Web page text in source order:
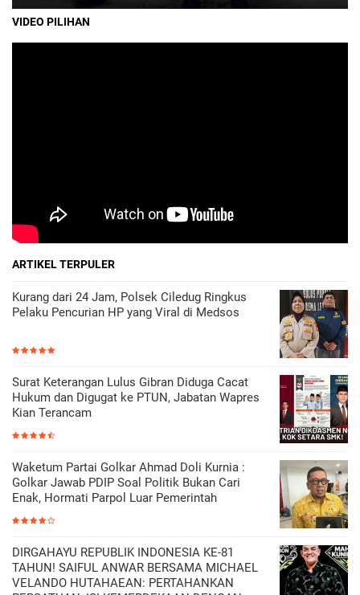
VIDEO PILIHAN
ARTIKEL TERPULER
Kurang dari 24 Jam, Polsek Ciledug Ringkus
Pelaku Pencurian HP yang Viral di Medsos
Surat Keterangan Lulus Gibran Diduga Cacat
Hukum dan Digugat ke PTUN, Jabatan Wapres
Kian Terancam
Waketum Partai Golkar Ahmad Doli Kurnia :
Golkar Jawab PDIP Soal Politik Bukan Cari
Enak, Hormati Parpol Luar Pemerintah
DIRGAHAYU REPUBLIK INDONESIA KE-81
TAHUN! SAIFUL ANWAR BERSAMA MICHAEL
VELANDO HUTAHAEAN: PERTAHANKAN